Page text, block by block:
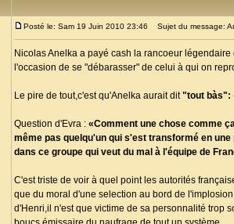
Posté le: Sam 19 Juin 2010 23:46 Sujet du message:
Nicolas Anelka a payé cash la rancoeur
l'occasion de se "débarasser" de celui à qui on
Le pire de tout,c'est qu'Anelka aurait dit"tout bàs":
Question d'Evra : «Comment une chose comme
même pas quelqu'un qui s'est transformé en
dans ce groupe qui veut du mal à l'équipe de
C'est triste de voir à quel point les autorités
que du moral d'une selection au bord de
d'Henri,il n'est que victime de sa personnalité trop